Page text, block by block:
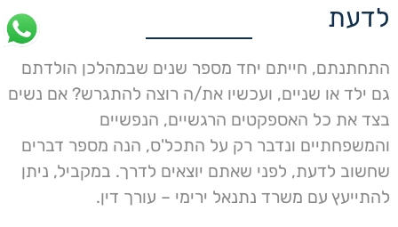
לדעת
התחתנתם, חייתם יחד מספר שנים שבמהלכן הולדתם
גם ילד או שניים, ועכשיו את/ה רוצה להתגרש? אם נשים
בצד את כל האספקטים הרגשיים, הנפשיים
והמשפחתיים ונדבר רק על התכל'ס, הנה מספר דברים
שחשוב לדעת, לפני שאתם יוצאים לדרך. במקביל, ניתן
להתייעץ עם משרד נתנאל ירימי – עורך דין.